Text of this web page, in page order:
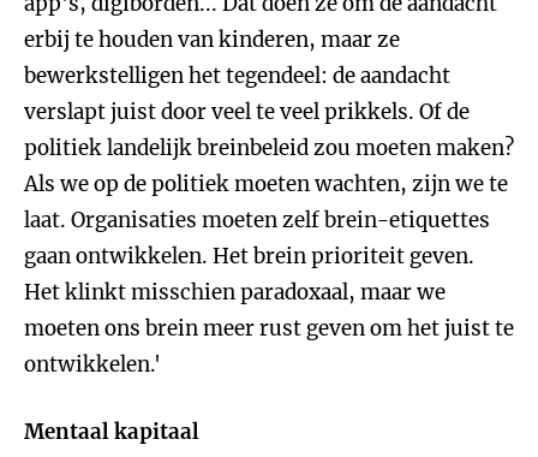
erbij te houden van kinderen, maar ze
bewerkstelligen het tegendeel: de aandacht
verslapt juist door veel te veel prikkels. Of de
politiek landelijk breinbeleid zou moeten maken?
Als we op de politiek moeten wachten, zijn we te
laat. Organisaties moeten zelf brein-etiquettes
gaan ontwikkelen. Het brein prioriteit geven.
Het klinkt misschien paradoxaal, maar we
moeten ons brein meer rust geven om het juist te
ontwikkelen.'
Mentaal kapitaal